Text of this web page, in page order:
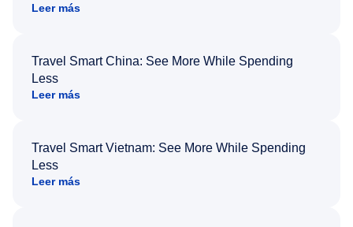
Leer más
Travel Smart China: See More While Spending
Less
Leer más
Travel Smart Vietnam: See More While Spending
Less
Leer más